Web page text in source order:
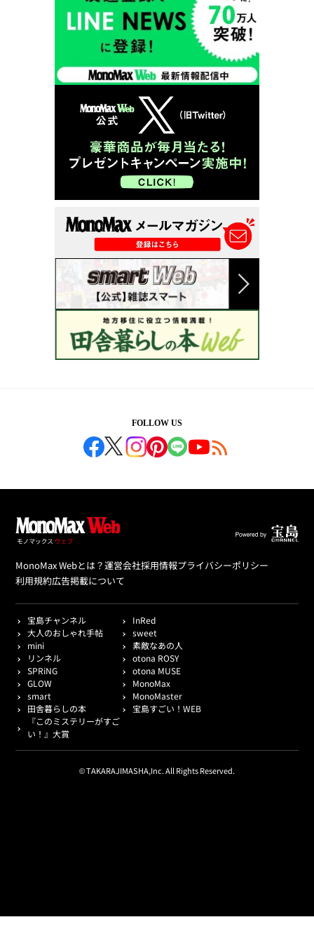
FOLLOW US
MonoMax Webとは？運営会社採用情報プライバシーポリシー
利用規約広告掲載について
宝島チャンネル
InRed
大人のおしゃれ手帖
sweet
mini
素敵なあの人
リンネル
otona ROSY
SPRiNG
otona MUSE
GLOW
MonoMax
smart
MonoMaster
田舎暮らしの本
宝島すごい！WEB
『このミステリーがすご
い！』大賞
© TAKARAJIMASHA,Inc. All Rights Reserved.